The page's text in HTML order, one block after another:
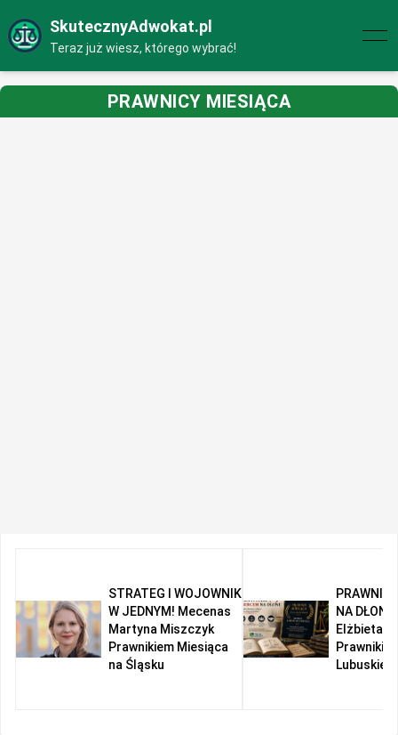
SkutecznyAdwokat.pl
Teraz już wiesz, którego wybrać!
PRAWNICY MIESIĄCA
STRATEG I WOJOWNIK
W JEDNYM! Mecenas
Martyna Miszczyk
Prawnikiem Miesiąca
na Śląsku
PRAWNIK
NA
Elżbieta
Lubuskiem